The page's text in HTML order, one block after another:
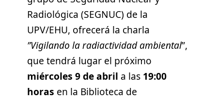
Radiológica (SEGNUC) de la
UPV/EHU, ofrecerá la charla
”Vigilando la radiactividad ambiental”,
que tendrá lugar el próximo
miércoles 9 de abril a las 19:00
horas en la Biblioteca de